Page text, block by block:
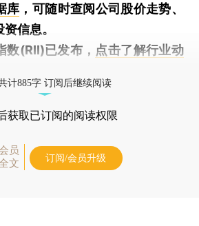
库 ，可随时查阅公司股价走势、
信息。
数(RII)已发布， 点击了解行业动
计885字 订阅后继续阅读
获取已订阅的阅读权限
员
文
订阅/会员升级